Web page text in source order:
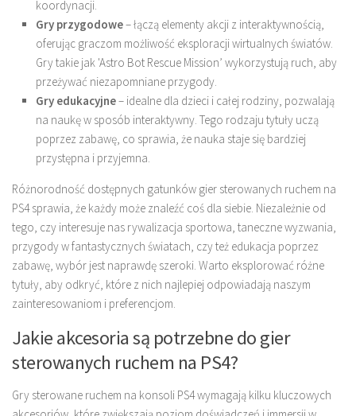
koordynacji.
Gry przygodowe– łączą elementy akcji z interaktywnością,
oferując graczom możliwość eksploracji wirtualnych światów.
Gry takie jak 'Astro Bot Rescue Mission’ wykorzystują ruch, aby
przeżywać niezapomniane przygody.
Gry edukacyjne– idealne dla dzieci i całej rodziny, pozwalają
na naukę w sposób interaktywny. Tego rodzaju tytuły uczą
poprzez zabawę, co sprawia, że nauka staje się bardziej
przystępna i przyjemna.
Różnorodność dostępnych gatunków gier sterowanych ruchem na
PS4 sprawia, że każdy może znaleźć coś dla siebie. Niezależnie od
tego, czy interesuje nas rywalizacja sportowa, taneczne wyzwania,
przygody w fantastycznych światach, czy też edukacja poprzez
zabawę, wybór jest naprawdę szeroki. Warto eksplorować różne
tytuły, aby odkryć, które z nich najlepiej odpowiadają naszym
zainteresowaniom i preferencjom.
Jakie akcesoria są potrzebne do gier
sterowanych ruchem na PS4?
Gry sterowane ruchem na konsoli PS4 wymagają kilku kluczowych